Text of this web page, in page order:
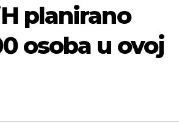
planirano
osoba u ovoj